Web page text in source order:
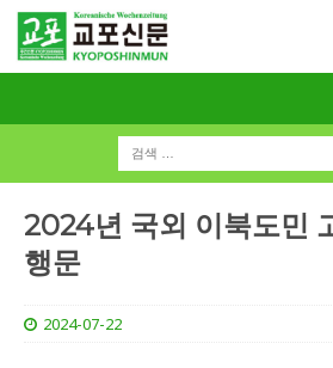
2024년 국외 이북도민
행문
2024-07-22